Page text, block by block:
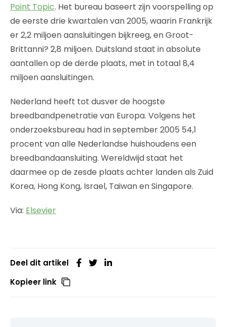
Point Topic. Het bureau baseert zijn voorspelling op
de eerste drie kwartalen van 2005, waarin Frankrijk
er 2,2 miljoen aansluitingen bijkreeg, en Groot-
Brittanni? 2,8 miljoen. Duitsland staat in absolute
aantallen op de derde plaats, met in totaal 8,4
miljoen aansluitingen.
Nederland heeft tot dusver de hoogste
breedbandpenetratie van Europa. Volgens het
onderzoeksbureau had in september 2005 54,1
procent van alle Nederlandse huishoudens een
breedbandaansluiting. Wereldwijd staat het
daarmee op de zesde plaats achter landen als Zuid
Korea, Hong Kong, Israel, Taiwan en Singapore.
Via: Elsevier
Deel dit artikel
Kopieer link